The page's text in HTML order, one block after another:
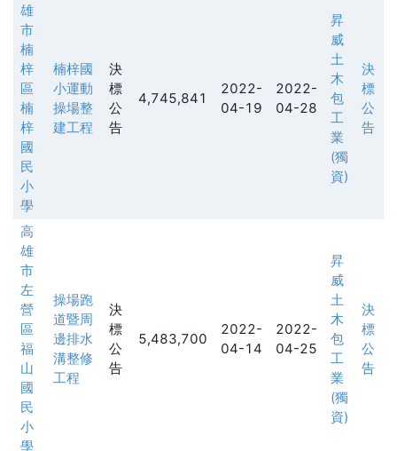
雄
市
楠
梓
區
楠
梓
國
民
小
學
楠梓國
小運動
操場整
建工程
決
標
公
告
4,745,841
2022-
04-19
2022-
04-28
昇
威
土
木
包
工
業
(獨
資)
決
標
公
告
高
雄
市
左
營
區
福
山
國
民
小
學
操場跑
道暨周
邊排水
溝整修
工程
決
標
公
告
5,483,700
2022-
04-14
2022-
04-25
昇
威
土
木
包
工
業
(獨
資)
決
標
公
告